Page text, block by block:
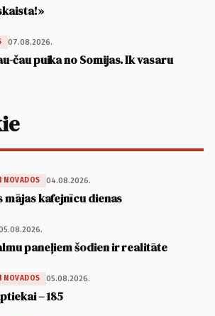
07.08.2026.
čau puika no Somijas. Ik vasaru
NOVADOS 04.08.2026.
mājas kafejnīcu dienas
paneļiem šodien ir realitāte
NOVADOS 05.08.2026.
– 185